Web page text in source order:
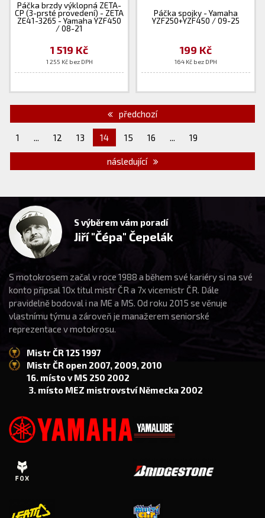
Páčka brzdy výklopná ZETA-
CP (3-prsté provedení) - ZETA
ZE41-3265 - Yamaha YZF450
/ 08-21
1 519 Kč
1 255 Kč bez DPH
Páčka spojky - Yamaha
YZF250+YZF450 / 09-25
199 Kč
164 Kč bez DPH
předchozí
1 ... 12 13 14 15 16 ... 19
následující
S výběrem vám poradí
Jiří "Čépa" Čepelák
S motokrosem začal v roce 1988 a během své kariéry si na své
konto připsal 10x titul mistr ČR a 7x vicemistr ČR. Dále
pravidelně bodoval i na ME a MS. Od roku 2015 se věnuje
vlastnímu týmu a zároveň je manažerem seniorské
reprezentace v motokrosu.
Mistr ČR 125 1997
Mistr ČR open 2007, 2009, 2010
16. místo v MS 250 2002
3. místo MEZ mistrovství Německa 2002